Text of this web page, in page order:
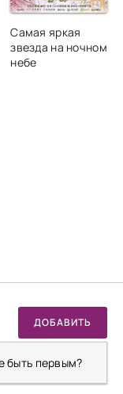
Самая яркая
звезда на ночном
небе
ДОБАВИТЬ
быть первым?